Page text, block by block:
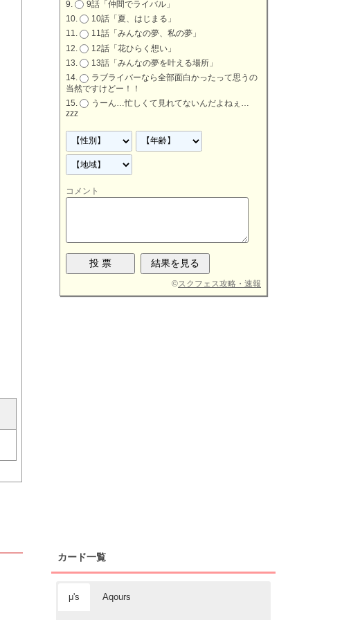
9話「仲間でライバル」
10話「夏、はじまる」
11話「みんなの夢、私の夢」
12話「花ひらく想い」
13話「みんなの夢を叶える場所」
ラブライバーなら全部面白かったって思うの
当然ですけどー！！
うーん…忙しくて見れてないんだよねぇ…
zzz
コメント
©スクフェス攻略・速報
カード一覧
μ's Aqours